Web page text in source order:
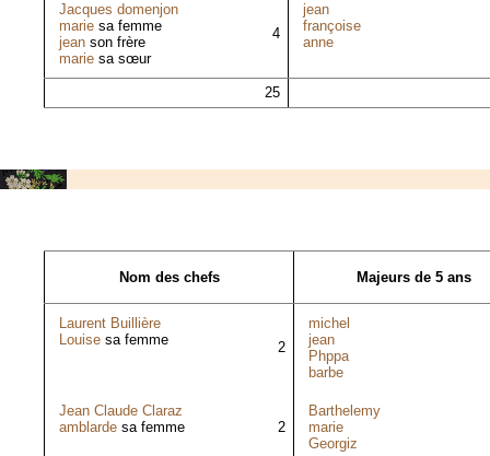
Jacques domenjon
marie sa femme
jean son frère
marie sa sœur
4
jean
françoise
anne
25
Nom des chefs Majeurs de 5 ans
Laurent Buillière
Louise sa femme 2
michel
jean
Phppa
barbe
Jean Claude Claraz
amblarde sa femme 2
Barthelemy
marie
Georgiz